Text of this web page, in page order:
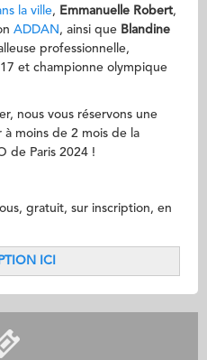
la ville, Emmanuelle Robert,
ADDAN , ainsi que Blandine
professionnelle,
et championne olympique
nous vous réservons une
moins de 2 mois de la
de Paris 2024 !
gratuit, sur inscription, en
ICI